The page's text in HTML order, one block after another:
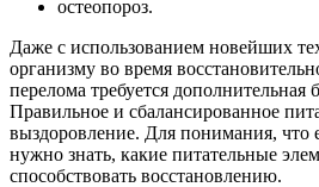
остеопороз.
Даже с использованием новейших
организму во время
перелома требуется дополнительная
Правильное и сбалансированное
выздоровление. Для понимания, что
нужно знать, какие питательные
способствовать восстановлению.